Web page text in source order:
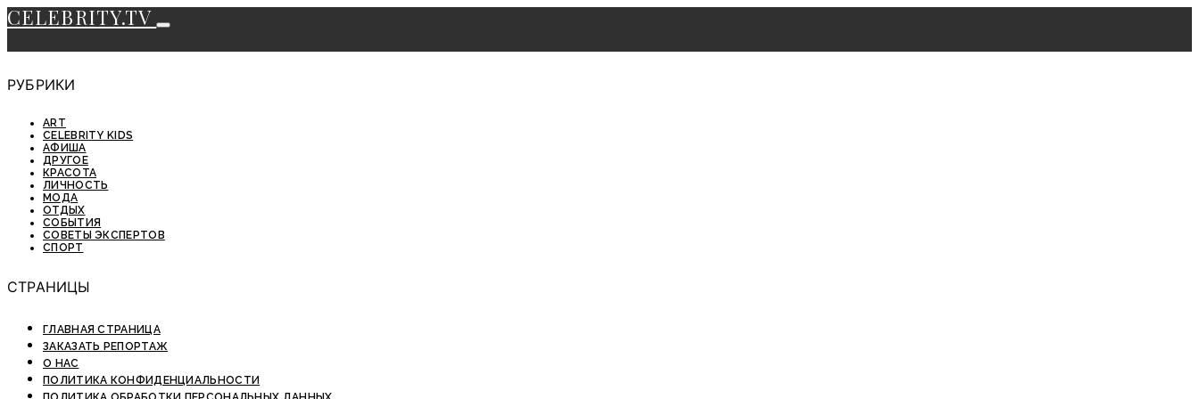
CELEBRITY.TV
РУБРИКИ
ART
CELEBRITY KIDS
АФИША
ДРУГОЕ
КРАСОТА
ЛИЧНОСТЬ
МОДА
ОТДЫХ
СОБЫТИЯ
СОВЕТЫ ЭКСПЕРТОВ
СПОРТ
СТРАНИЦЫ
ГЛАВНАЯ СТРАНИЦА
ЗАКАЗАТЬ РЕПОРТАЖ
О НАС
ПОЛИТИКА КОНФИДЕНЦИАЛЬНОСТИ